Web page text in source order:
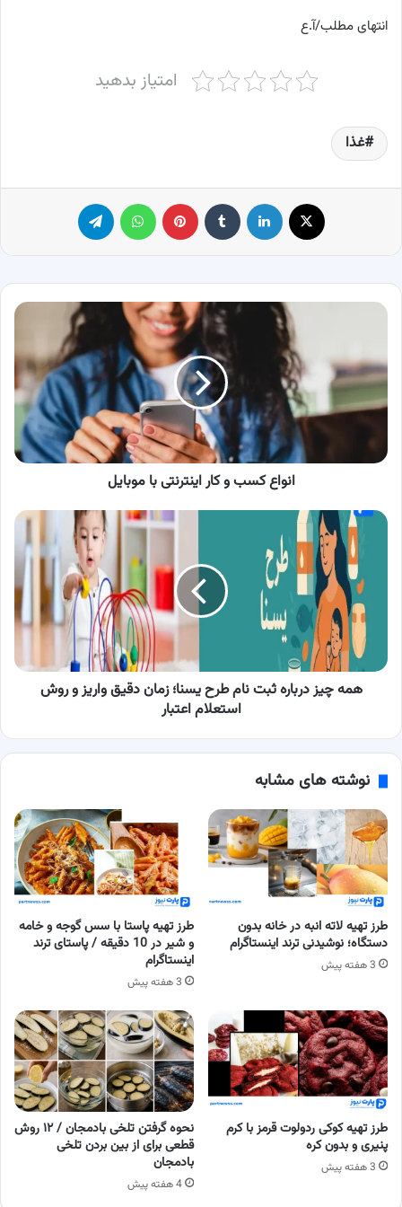
انتهای مطلب/آ.ع
امتیاز بدهید
غذا
لینکدین ‫تامبلر پینترست
انواع
کار
اینترنتی
با
موبایل
انواع کسب و کار اینترنتی با موبایل
همه‌
یسنا؛
دقیق
استعلام
همه‌ چیز درباره ثبت‌ نام طرح یسنا؛ زمان دقیق واریز و روش
استعلام اعتبار
نوشته های مشابه
طرز تهیه لاته انبه در خانه بدون
دستگاه؛ نوشیدنی ترند اینستاگرام
3 هفته پیش
طرز تهیه پاستا با سس گوجه و خامه
و شیر در 10 دقیقه / پاستای ترند
اینستاگرام
3 هفته پیش
طرز تهیه کوکی ردولوت قرمز با کرم
پنیری و بدون کره
3 هفته پیش
نحوه گرفتن تلخی بادمجان / ۱۲ روش
قطعی برای از بین بردن تلخی
بادمجان
4 هفته پیش